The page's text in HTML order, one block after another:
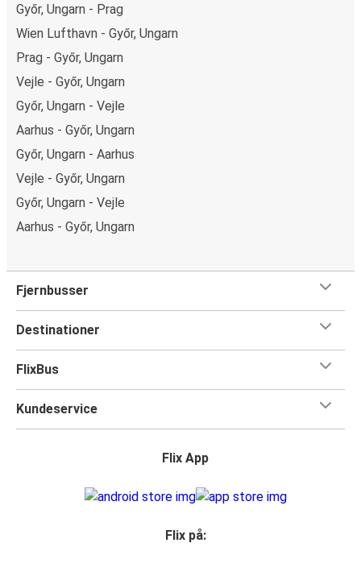
Győr, Ungarn - Prag
Wien Lufthavn - Győr, Ungarn
Prag - Győr, Ungarn
Vejle - Győr, Ungarn
Győr, Ungarn - Vejle
Aarhus - Győr, Ungarn
Győr, Ungarn - Aarhus
Vejle - Győr, Ungarn
Győr, Ungarn - Vejle
Aarhus - Győr, Ungarn
Fjernbusser
Destinationer
FlixBus
Kundeservice
Flix App
Flix på: